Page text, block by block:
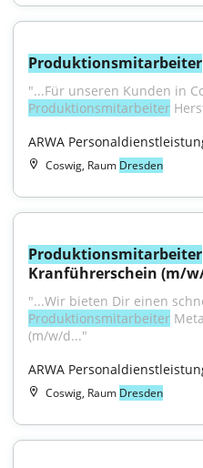
Produktionsmitarbeiter
Produktionsmitarbeiter
ARWA
Coswig, Raum Dresden
Produktionsmitarbeiter
Kranführerschein (m/
Produktionsmitarbeiter
(m/w/d..."
ARWA
Coswig, Raum Dresden